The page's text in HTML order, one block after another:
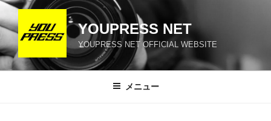
コ
ン
ン
YOUPRESS NET
YOUPRESS NET OFFICIAL WEBSITE
メニュー